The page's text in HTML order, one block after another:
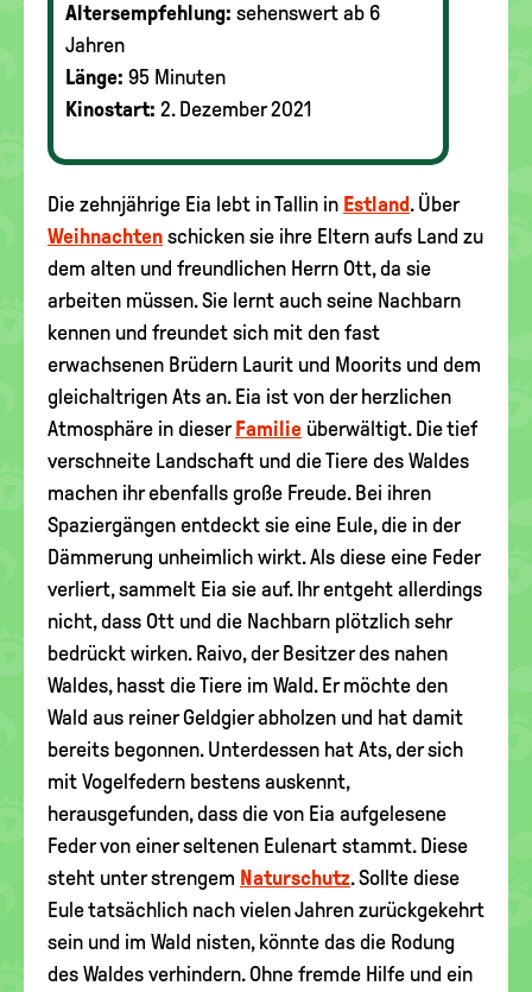
Altersempfehlung: sehenswert ab 6
Jahren
Länge: 95 Minuten
Kinostart: 2. Dezember 2021
Die zehnjährige Eia lebt in Tallin in Estland. Über
Weihnachten schicken sie ihre Eltern aufs Land zu
dem alten und freundlichen Herrn Ott, da sie
arbeiten müssen. Sie lernt auch seine Nachbarn
kennen und freundet sich mit den fast
erwachsenen Brüdern Laurit und Moorits und dem
gleichaltrigen Ats an. Eia ist von der herzlichen
Atmosphäre in dieser Familie überwältigt. Die tief
verschneite Landschaft und die Tiere des Waldes
machen ihr ebenfalls große Freude. Bei ihren
Spaziergängen entdeckt sie eine Eule, die in der
Dämmerung unheimlich wirkt. Als diese eine Feder
verliert, sammelt Eia sie auf. Ihr entgeht allerdings
nicht, dass Ott und die Nachbarn plötzlich sehr
bedrückt wirken. Raivo, der Besitzer des nahen
Waldes, hasst die Tiere im Wald. Er möchte den
Wald aus reiner Geldgier abholzen und hat damit
bereits begonnen. Unterdessen hat Ats, der sich
mit Vogelfedern bestens auskennt,
herausgefunden, dass die von Eia aufgelesene
Feder von einer seltenen Eulenart stammt. Diese
steht unter strengem Naturschutz. Sollte diese
Eule tatsächlich nach vielen Jahren zurückgekehrt
sein und im Wald nisten, könnte das die Rodung
des Waldes verhindern. Ohne fremde Hilfe und ein